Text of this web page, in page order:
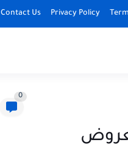
Privacy Policy
Contact Us
0